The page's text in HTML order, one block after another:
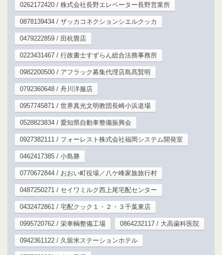
0262172420 / 株式会社長野エレベーター長野営業所
0878139434 / ザッカコネクションシエルクッカ
0479222859 / 田杭畳店
0223431467 / 行政書士すずらん総合法務事務所
0982200500 / アフラック募集代理店島髙賢明
0792360648 / 舟川洋服店
0957745871 / 世界真光文明教団長崎小浜道場
0528823834 / 愛知県自動車整備振興会
0927382111 / フォーレスト株式会社福岡システム開発室
0462417385 / 小島勝
0770672844 / おおい町役場／八ケ峰家族旅行村
0487250271 / セイワミルク西上尾宅配センター
0432472861 / 宅配クック１・２・３千葉東店
0995720762 / 栄車輌整備工場 0864232117 / 大高歯科医院
0942361122 / 久留米ステーションホテル